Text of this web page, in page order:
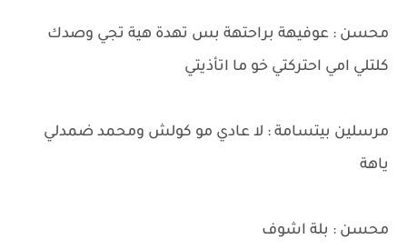
محسن : عوفيهة براحتهة بس تهدة هية تجي وصدك
كلتلي امي احتركتي خو ما اتأذيتي
مرسلين بيتسامة : لا عادي مو كولش ومحمد ضمدلي
ياهة
محسن : بلة اشوف